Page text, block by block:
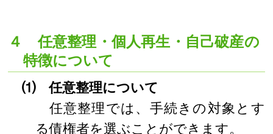
４ 任意整理・個人再生・自己破産の
特徴について
⑴ 任意整理について
任意整理では、手続きの対象とす
る債権者を選ぶことができます。